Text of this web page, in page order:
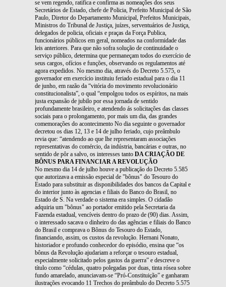
se vem regendo, ratifica e confirma as nomeações dos seus
Secretários de Estado, chefe de Policia, Prefeito Municipal de São
Paulo, Diretor do Departamento Municipal, Prefeitos Municipais,
Ministros do Tribunal de Justiça, juízes, serventuários de Justiça,
delegados de policia, oficiais e praças da Força Publica,
funcionários públicos em geral, nomeados na conformidade das
leis anteriores. Para que não sofra solução de continuidade o
serviço público, determina que permaneçam todos do exercício de
seus cargos, ofícios e funções, observando os regulamentos até
agora expedidos. No mesmo dia, através do Decreto 5.575, o
governador em exercício instituiu feriado estadual para o dia 11
de junho, em razão da “vitória do movimento revolucionário
constitucionalista”, o qual “empolgou todos os espíritos, na mais
justa expansão de jubilo por essa jornada de sentido
profundamente brasileiro, e atendendo ás solicitações das classes
sociais para o prolongamento, por mais um dia, das grandes
comemorações do acontecimento No dia seguinte o governador
decretou os dias 12, 13 e 14 de julho feriado, cujo preâmbulo
revia que: “atendendo ao que lhe representaram associações
representativas do comércio, da indústria, bancárias e outras, no
sentido de pôr a salvo, os interesses tanto DA CRIAÇÃO DE
BÔNUS PARA FINANCIAR A REVOLUÇÃO
No mesmo dia 14 de julho houve a publicação do Decreto 5.585
que autorizava a emissão especial de "bônus" do Tesouro do
Estado para substituir as disponibilidades dos bancos da Capital e
do interior junto às agencias e filiais do Banco do Brasil, no
Estado de S. Na verdade o sistema era simples. O cidadão
adquiria um "bônus" ao portador emitido pela Secretaria da
Fazenda estadual, vencíveis dentro do prazo de (90) dias. Assim,
o interessado sacava o dinheiro do das agências e filiais do Banco
do Brasil e comprava o Bônus do Tesouro do Estado,
financiando, assim, os custos da revolução. Hernani Nonato,
historiador e profundo conhecedor do episódio, ensina que “os
bônus da Revolução ajudariam a reforçar o tesouro estadual,
especialmente solicitado pelos gastos da guerra” e descreve o
título como “cédulas, quatro polegadas por duas, tinta rósea sobre
fundo amarelado, anunciavam-se “Pró-Constituição” e ganharam
ilustrações evocando 11 Trechos do preâmbulo do Decreto 5.575